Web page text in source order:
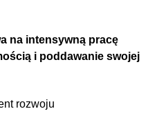
na intensywną pracę
i poddawanie swojej
rozwoju